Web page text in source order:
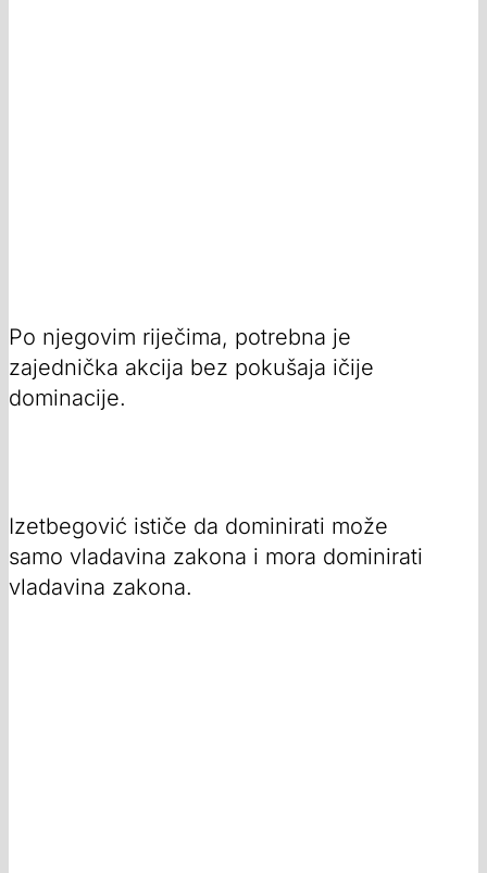
Po njegovim riječima, potrebna je
zajednička akcija bez pokušaja ičije
dominacije.
Izetbegović ističe da dominirati može
samo vladavina zakona i mora dominirati
vladavina zakona.